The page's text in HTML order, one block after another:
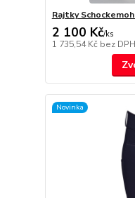
Rajtky
2 100 Kč/ks
1 735,54 Kč bez DPH
Novinka